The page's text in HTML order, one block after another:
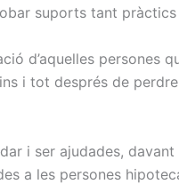
suports tant
d’aquelles persones
i tot després de
i ser ajudades,
a les persones